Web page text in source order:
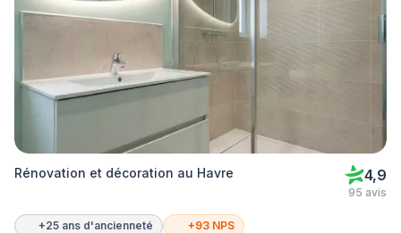
Rénovation et décoration au Havre 4,9
95 avis
+25 ans d'ancienneté +93 NPS